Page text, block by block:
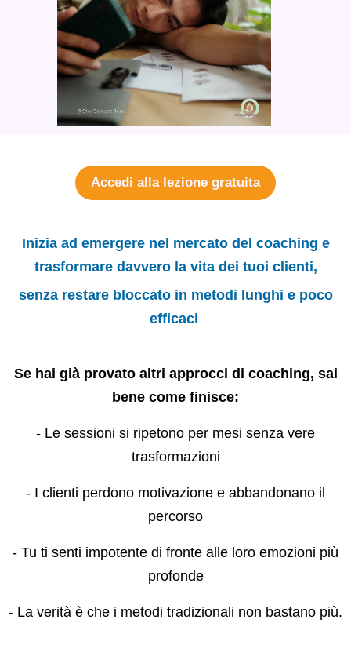
Accedi alla lezione gratuita
Inizia ad emergere nel mercato del coaching e
trasformare davvero la vita dei tuoi clienti,
senza restare bloccato in metodi lunghi e poco
efficaci
Se hai già provato altri approcci di coaching, sai
bene come finisce:
- Le sessioni si ripetono per mesi senza vere
trasformazioni
- I clienti perdono motivazione e abbandonano il
percorso
- Tu ti senti impotente di fronte alle loro emozioni più
profonde
- La verità è che i metodi tradizionali non bastano più.